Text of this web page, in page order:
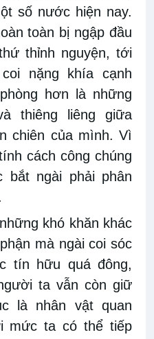
số nước hiện nay.
toàn bị ngập đầu
thỉnh nguyện, tới
nặng khía cạnh
hơn là những
thiêng liêng giữa
chiên của mình. Vì
cách công chúng
bắt ngài phải phân
khó khăn khác
mà ngài coi sóc
tín hữu quá đông,
ta vẫn còn giữ
là nhân vật quan
mức ta có thể tiếp